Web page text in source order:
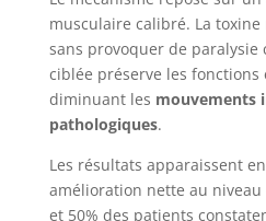
musculaire calibré. La
sans provoquer de paralysie
ciblée préserve les fonctions
diminuant les mouvements
pathologiques.
Les résultats apparaissent
amélioration nette au
et 50% des patients